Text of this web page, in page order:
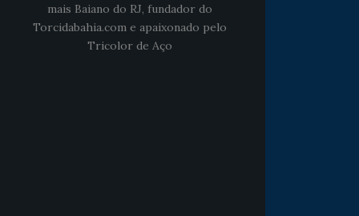
mais Baiano do RJ, fundador do
Torcidabahia.com e apaixonado pelo
Tricolor de Aço